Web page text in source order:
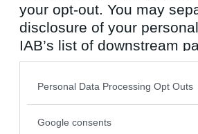
your opt-out. You may
disclosure of your
IAB’s list of downstream
also be disclosed by us
Downstream Participants
Please note that this
Personal Data Processing Opt Outs
Google consents
Antal inlägg:
12458
Ingrid 123 - Ej medlem längre